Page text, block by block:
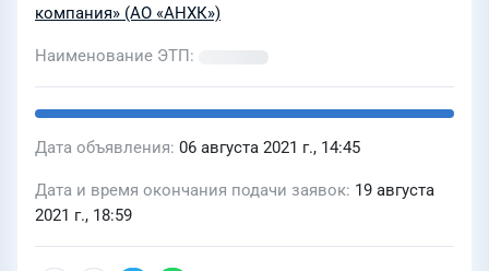
компания» (АО «АНХК»)
Наименование ЭТП
Дата объявления 06 августа 2021 г., 14:45
Дата и время окончания подачи заявок 19 августа
2021 г., 18:59